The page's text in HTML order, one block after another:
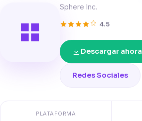
Sphere Inc.
4.5
Descargar ahora
Redes Sociales
PLATAFORMA